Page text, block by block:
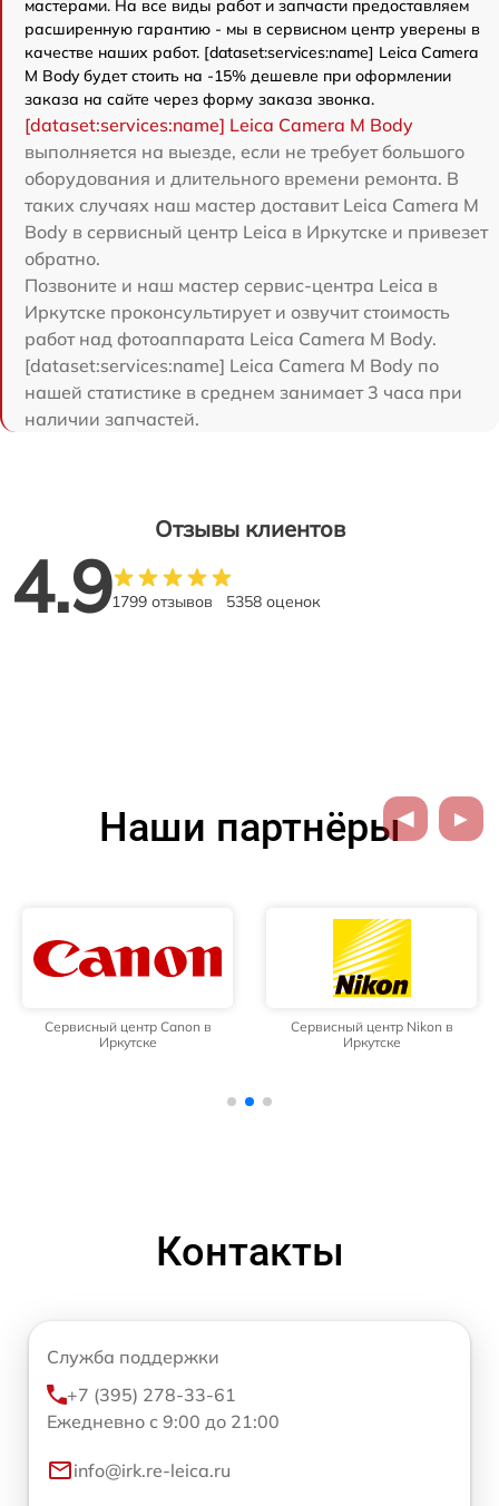
мастерами. На все виды работ и запчасти предоставляем
расширенную гарантию - мы в сервисном центр уверены в
качестве наших работ. [dataset:services:name] Leica Camera
M Body будет стоить на -15% дешевле при оформлении
заказа на сайте через форму заказа звонка.
[dataset:services:name] Leica Camera M Body
выполняется на выезде, если не требует большого
оборудования и длительного времени ремонта. В
таких случаях наш мастер доставит Leica Camera M
Body в сервисный центр Leica в Иркутске и привезет
обратно.
Позвоните и наш мастер сервис-центра Leica в
Иркутске проконсультирует и озвучит стоимость
работ над фотоаппарата Leica Camera M Body.
[dataset:services:name] Leica Camera M Body по
нашей статистике в среднем занимает 3 часа при
наличии запчастей.
Отзывы клиентов
4.91799 отзывов 5358 оценок
Наши партнёры
Сервисный центр Canon в
Иркутске
Сервисный центр Nikon в
Иркутске
Контакты
Служба поддержки
+7 (395) 278-33-61
Ежедневно с 9:00 до 21:00
info@irk.re-leica.ru